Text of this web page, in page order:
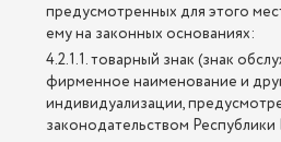
предусмотренных для этого
ему на законных основаниях:
4.2.1.1. товарный знак (знак
фирменное наименование и
индивидуализации,
законодательством Республики